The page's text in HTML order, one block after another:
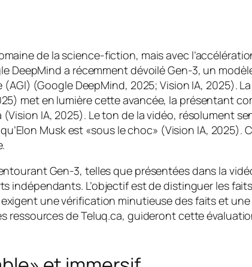
de la science-fiction, mais avec
DeepMind a récemment dévoilé Gen-3, un
(Google DeepMind, 2025; Vision IA, 2025).
met en lumière cette avancée, la présentant
IA, 2025). Le ton de la vidéo, résolument
Musk est «sous le choc» (Vision IA, 2025).
Gen-3, telles que présentées dans la
indépendants. L’objectif est de distinguer les
une vérification minutieuse des faits et
ressources de Teluq.ca, guideront cette